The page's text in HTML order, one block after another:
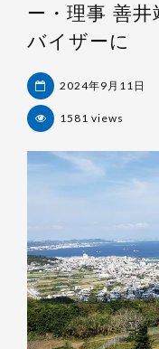
ー・理事 善
バイザーに
2024年9月11日
浦
1581 views